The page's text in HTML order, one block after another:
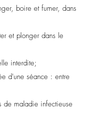
boire et fumer, dans
et plonger dans le
interdite;
d'une séance : entre
de maladie infectieuse